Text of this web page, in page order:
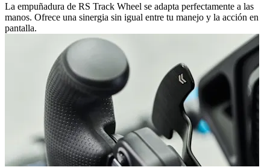
La empuñadura de RS Track Wheel se adapta perfectamente a las
manos. Ofrece una sinergia sin igual entre tu manejo y la acción en
pantalla.